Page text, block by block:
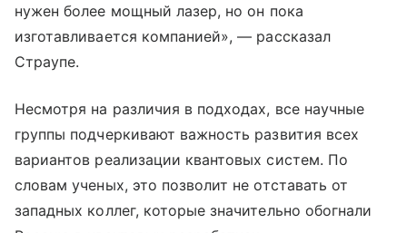
нужен более мощный лазер, но он пока
изготавливается компанией», — рассказал
Страупе.
Несмотря на различия в подходах, все научные
группы подчеркивают важность развития всех
вариантов реализации квантовых систем. По
словам ученых, это позволит не отставать от
западных коллег, которые значительно обогнали